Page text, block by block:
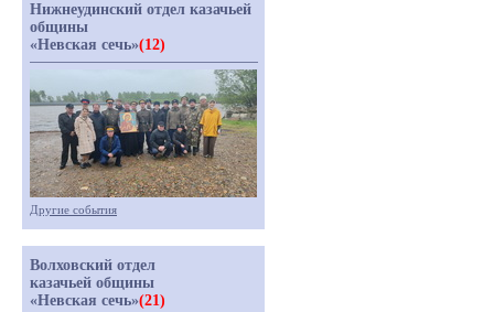
Нижнеудинский отдел казачьей
общины
«Невская сечь»(12)
Другие события
Волховский отдел
казачьей общины
«Невская сечь»(21)